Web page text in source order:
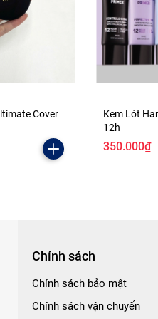
Cover
Kem Lót
12h
350.000₫
Chính sách
Chính sách bảo mật
Chính sách vận chuyển